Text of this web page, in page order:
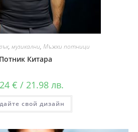
, музикални, Мъжки потници
Потник Китара
€ / 21.98 лв.
свой дизайн